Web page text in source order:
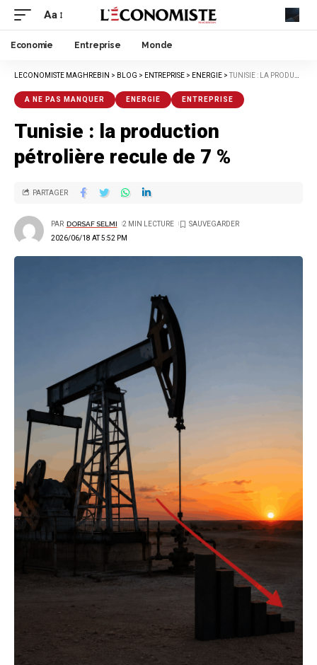
Aa
Economie Entreprise Monde
LECONOMISTE MAGHREBIN > BLOG > ENTREPRISE > ENERGIE >TUNISIE : LA PRODUCTION PÉTROLIÈRE RECULE DE 7 %
A NE PAS MANQUER ENERGIE ENTREPRISE
Tunisie : la production
pétrolière recule de 7 %
2026/06/18 AT 5:52 PM
PAR DORSAF SELMI 2 MIN LECTURE
PARTAGER